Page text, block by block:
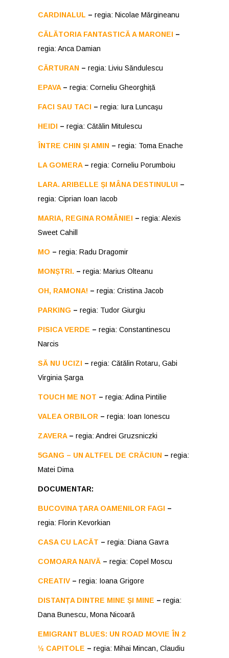
CARDINALUL – regia: Nicolae Mărgineanu
CĂLĂTORIA FANTASTICĂ A MARONEI –
regia: Anca Damian
CĂRTURAN – regia: Liviu Săndulescu
EPAVA – regia: Corneliu Gheorghiță
FACI SAU TACI – regia: Iura Luncaşu
HEIDI – regia: Cătălin Mitulescu
ÎNTRE CHIN ȘI AMIN – regia: Toma Enache
LA GOMERA – regia: Corneliu Porumboiu
LARA. ARIBELLE ȘI MÂNA DESTINULUI –
regia: Ciprian Ioan Iacob
MARIA, REGINA ROMÂNIEI – regia: Alexis
Sweet Cahill
MO – regia: Radu Dragomir
MONȘTRI. – regia: Marius Olteanu
OH, RAMONA! – regia: Cristina Jacob
PARKING – regia: Tudor Giurgiu
PISICA VERDE – regia: Constantinescu
Narcis
SĂ NU UCIZI – regia: Cătălin Rotaru, Gabi
Virginia Șarga
TOUCH ME NOT – regia: Adina Pintilie
VALEA ORBILOR – regia: Ioan Ionescu
ZAVERA – regia: Andrei Gruzsniczki
5GANG – UN ALTFEL DE CRĂCIUN – regia:
Matei Dima
DOCUMENTAR:
BUCOVINA ȚARA OAMENILOR FAGI –
regia: Florin Kevorkian
CASA CU LACĂT – regia: Diana Gavra
COMOARA NAIVĂ – regia: Copel Moscu
CREATIV – regia: Ioana Grigore
DISTANȚA DINTRE MINE ȘI MINE – regia:
Dana Bunescu, Mona Nicoară
EMIGRANT BLUES: UN ROAD MOVIE ÎN 2
½ CAPITOLE – regia: Mihai Mincan, Claudiu